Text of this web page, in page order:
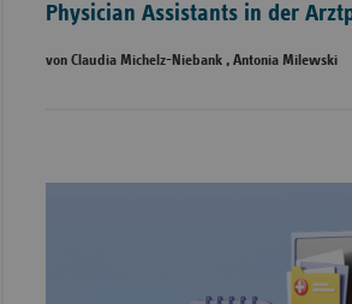
Physician Assistants in der
von Claudia Michelz-Niebank , Antonia Milewski